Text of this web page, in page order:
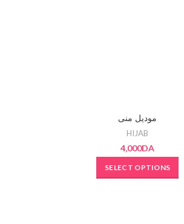
موديل منى
HIJAB
4,000DA
SELECT OPTIONS